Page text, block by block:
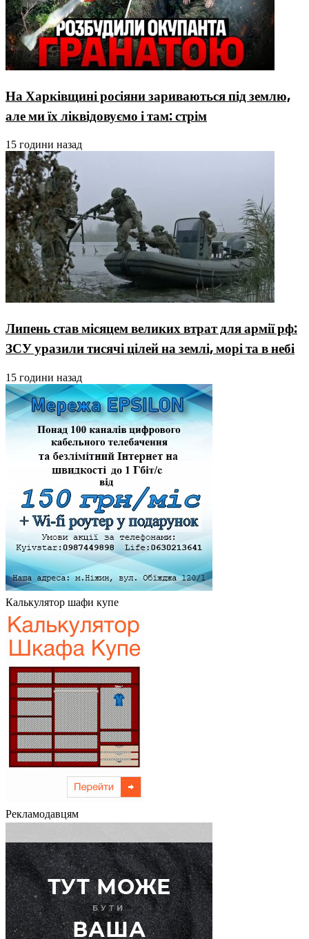
На Харківщині росіяни зариваються під землю,
але ми їх ліквідовуємо і там: стрім
15 години назад
Липень став місяцем великих втрат для армії рф:
ЗСУ уразили тисячі цілей на землі, морі та в небі
15 години назад
Калькулятор шафи купе
Рекламодавцям